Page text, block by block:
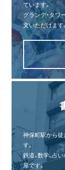
ています。
グランデ・タ
文いただけます
神保町駅から徒
す。
鉄道、数学、占
屋です。